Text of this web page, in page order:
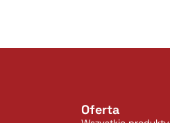
Oferta